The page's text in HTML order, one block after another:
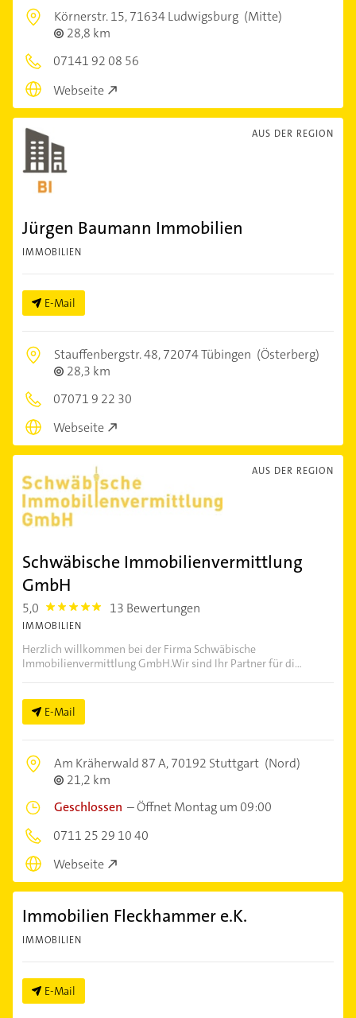
Körnerstr. 15,71634 Ludwigsburg (Mitte)
28,8 km
07141 92 08 56
Webseite
AUS DER REGION
Jürgen Baumann Immobilien
IMMOBILIEN
E-Mail
Stauffenbergstr. 48,72074 Tübingen (Österberg)
28,3 km
07071 9 22 30
Webseite
AUS DER REGION
Schwäbische Immobilienvermittlung
GmbH
5,0 5.0 13 Bewertungen
IMMOBILIEN
Herzlich willkommen bei der Firma Schwäbische
Immobilienvermittlung GmbH.Wir sind Ihr Partner für di...
E-Mail
Am Kräherwald 87 A,70192 Stuttgart (Nord)
21,2 km
Geschlossen –Öffnet Montag um 09:00
0711 25 29 10 40
Webseite
Immobilien Fleckhammer e.K.
IMMOBILIEN
E-Mail